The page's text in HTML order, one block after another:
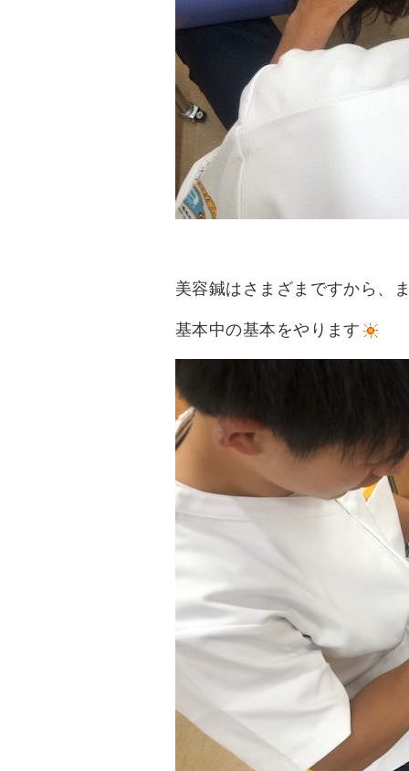
美容鍼はさまざまですから、
基本中の基本をやります